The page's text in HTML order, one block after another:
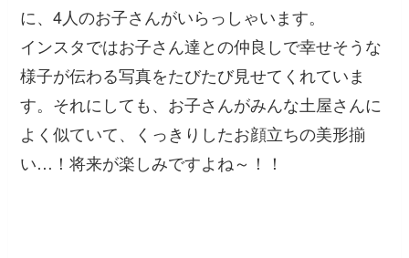
に、4人のお子さんがいらっしゃいます。
インスタではお子さん達との仲良しで幸せそうな
様子が伝わる写真をたびたび見せてくれていま
す。それにしても、お子さんがみんな土屋さんに
よく似ていて、くっきりしたお顔立ちの美形揃
い…！将来が楽しみですよね～！！